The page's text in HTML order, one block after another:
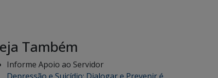
Também
Informe Apoio ao Servidor